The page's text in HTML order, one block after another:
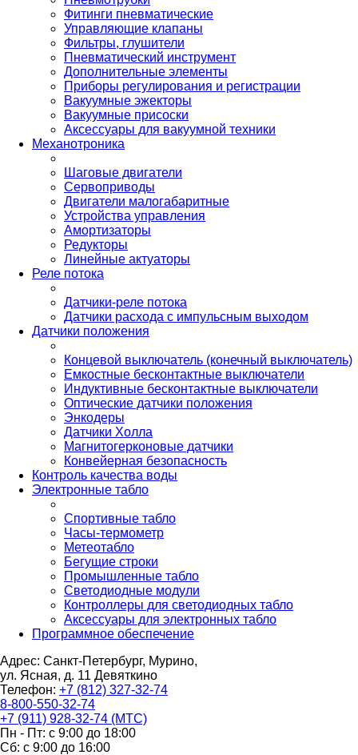
Фитинги пневматические
Управляющие клапаны
Фильтры, глушители
Пневматический инструмент
Дополнительные элементы
Приборы регулирования и регистрации
Вакуумные эжекторы
Вакуумные присоски
Аксессуары для вакуумной техники
Механотроника
Шаговые двигатели
Сервоприводы
Двигатели малогабаритные
Устройства управления
Амортизаторы
Редукторы
Линейные актуаторы
Реле потока
Датчики-реле потока
Датчики расхода с импульсным выходом
Датчики положения
Концевой выключатель (конечный выключатель)
Емкостные бесконтактные выключатели
Индуктивные бесконтактные выключатели
Оптические датчики положения
Энкодеры
Датчики Холла
Магнитогерконовые датчики
Конвейерная безопасность
Контроль качества воды
Электронные табло
Спортивные табло
Часы-термометр
Метеотабло
Бегущие строки
Промышленные табло
Светодиодные модули
Контроллеры для светодиодных табло
Аксессуары для электронных табло
Программное обеспечение
Адрес: Санкт-Петербург, Мурино,
ул. Ясная, д. 11 Девяткино
Телефон: +7 (812) 327-32-74
8-800-550-32-74
+7 (911) 928-32-74 (МТС)
Пн - Пт: с 9:00 до 18:00
Сб: с 9:00 до 16:00